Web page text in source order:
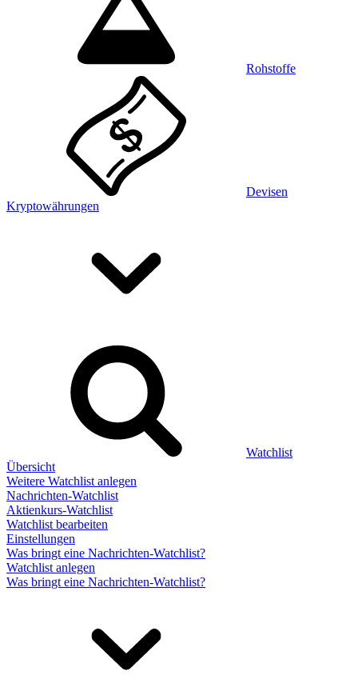
Rohstoffe
Devisen
Kryptowährungen
Watchlist
Übersicht
Weitere Watchlist anlegen
Nachrichten-Watchlist
Aktienkurs-Watchlist
Watchlist bearbeiten
Einstellungen
Was bringt eine Nachrichten-Watchlist?
Watchlist anlegen
Was bringt eine Nachrichten-Watchlist?